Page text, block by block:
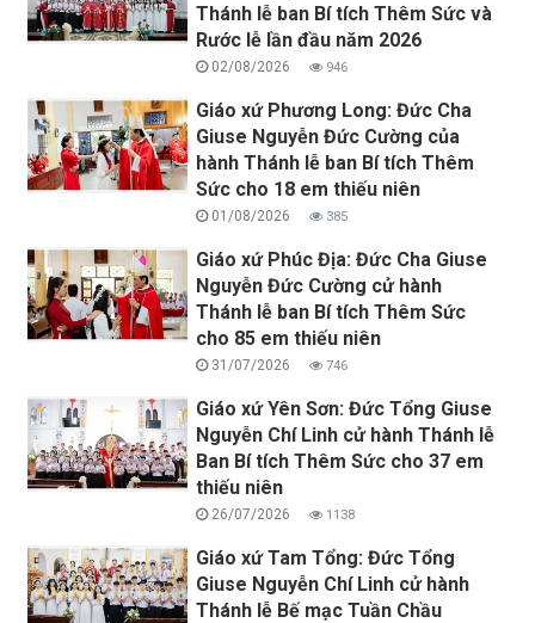
Thánh lễ ban Bí tích Thêm Sức và
Rước lễ lần đầu năm 2026
02/08/2026 946
Giáo xứ Phương Long: Đức Cha
Giuse Nguyễn Đức Cường của
hành Thánh lễ ban Bí tích Thêm
Sức cho 18 em thiếu niên
01/08/2026 385
Giáo xứ Phúc Địa: Đức Cha Giuse
Nguyễn Đức Cường cử hành
Thánh lễ ban Bí tích Thêm Sức
cho 85 em thiếu niên
31/07/2026 746
Giáo xứ Yên Sơn: Đức Tổng Giuse
Nguyễn Chí Linh cử hành Thánh lễ
Ban Bí tích Thêm Sức cho 37 em
thiếu niên
26/07/2026 1138
Giáo xứ Tam Tổng: Đức Tổng
Giuse Nguyễn Chí Linh cử hành
Thánh lễ Bế mạc Tuần Chầu